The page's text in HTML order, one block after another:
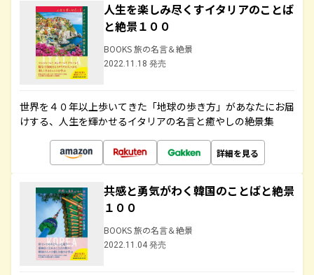
人生を楽しみ尽くすイタリアのことば
と絶景１００
BOOKS 旅の名言＆絶景
2022.11.18 発売
世界を４０年以上歩いてきた「地球の歩き方」があなたにお届
けする、人生を輝かせるイタリアの名言と癒やしの絶景集
詳細を見る
共感と勇気がわく韓国のことばと絶景
１００
BOOKS 旅の名言＆絶景
2022.11.04 発売